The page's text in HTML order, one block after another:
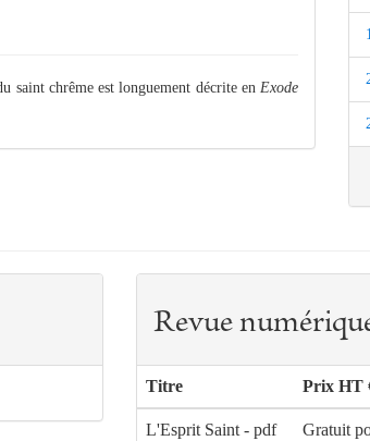
chrême est longuement décrite en Exode
Revue
Titre Prix HT
L'Esprit Saint - pdf Gratuit